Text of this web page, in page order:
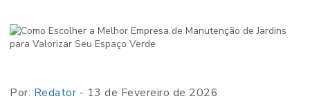
Por: Redator- 13 de Fevereiro de 2026